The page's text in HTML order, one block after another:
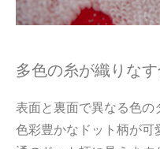
多色の糸が織りな
表面と裏面で異なる色の
色彩豊かなドット柄が可